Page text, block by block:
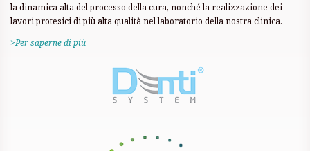
la dinamica alta del processo della cura, nonché la realizzazione dei
lavori protesici di più alta qualità nel laboratorio della nostra clinica.
>Per saperne di più